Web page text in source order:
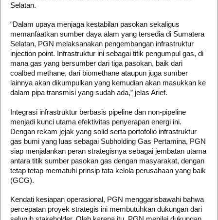
Selatan.
“Dalam upaya menjaga kestabilan pasokan sekaligus
memanfaatkan sumber daya alam yang tersedia di Sumatera
Selatan, PGN melaksanakan pengembangan infrastruktur
injection point. Infrastruktur ini sebagai titik pengumpul gas, di
mana gas yang bersumber dari tiga pasokan, baik dari
coalbed methane, dari biomethane ataupun juga sumber
lainnya akan dikumpulkan yang kemudian akan masukkan ke
dalam pipa transmisi yang sudah ada,” jelas Arief.
Integrasi infrastruktur berbasis pipeline dan non-pipeline
menjadi kunci utama efektivitas penyerapan energi ini.
Dengan rekam jejak yang solid serta portofolio infrastruktur
gas bumi yang luas sebagai Subholding Gas Pertamina, PGN
siap menjalankan peran strategisnya sebagai jembatan utama
antara titik sumber pasokan gas dengan masyarakat, dengan
tetap tetap mematuhi prinsip tata kelola perusahaan yang baik
(GCG).
Kendati kesiapan operasional, PGN menggarisbawahi bahwa
percepatan proyek strategis ini membutuhkan dukungan dari